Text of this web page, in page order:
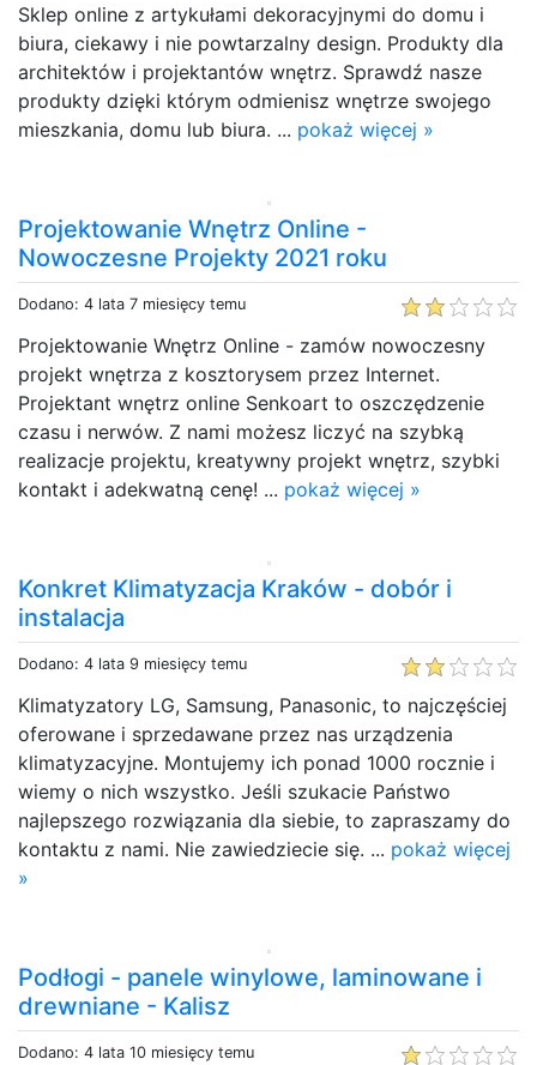
Sklep online z artykułami dekoracyjnymi do domu i
biura, ciekawy i nie powtarzalny design. Produkty dla
architektów i projektantów wnętrz. Sprawdź nasze
produkty dzięki którym odmienisz wnętrze swojego
mieszkania, domu lub biura. ... pokaż więcej »
Projektowanie Wnętrz Online -
Nowoczesne Projekty 2021 roku
Dodano: 4 lata 7 miesięcy temu
Projektowanie Wnętrz Online - zamów nowoczesny
projekt wnętrza z kosztorysem przez Internet.
Projektant wnętrz online Senkoart to oszczędzenie
czasu i nerwów. Z nami możesz liczyć na szybką
realizacje projektu, kreatywny projekt wnętrz, szybki
kontakt i adekwatną cenę! ... pokaż więcej »
Konkret Klimatyzacja Kraków - dobór i
instalacja
Dodano: 4 lata 9 miesięcy temu
Klimatyzatory LG, Samsung, Panasonic, to najczęściej
oferowane i sprzedawane przez nas urządzenia
klimatyzacyjne. Montujemy ich ponad 1000 rocznie i
wiemy o nich wszystko. Jeśli szukacie Państwo
najlepszego rozwiązania dla siebie, to zapraszamy do
kontaktu z nami. Nie zawiedziecie się. ... pokaż więcej
»
Podłogi - panele winylowe, laminowane i
drewniane - Kalisz
Dodano: 4 lata 10 miesięcy temu